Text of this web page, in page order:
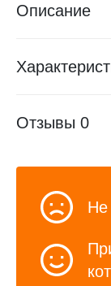
Описание
Отзывы 0
Не